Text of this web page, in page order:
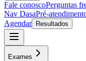
Fale conoscoPerguntas
Nav DasaPré-
Agendar
Resultados
Exames